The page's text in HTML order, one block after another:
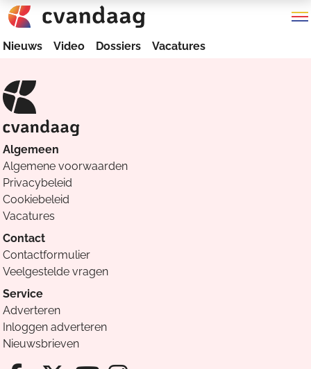
Nieuws Video Dossiers Vacatures
Algemeen
Algemene voorwaarden
Privacybeleid
Cookiebeleid
Vacatures
Contact
Contactformulier
Veelgestelde vragen
Service
Adverteren
Inloggen adverteren
Nieuwsbrieven